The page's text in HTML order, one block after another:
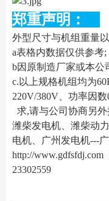
郑重声明：
外型尺寸与机组重量
a表格内数据仅供参考;
b因原制造厂家或本公
c.以上规格机组均为
220V/380V、功率因
求,请与公司协商另
潍柴发电机、潍柴动
电机、广州发电机---
http://www.gdfsfdj.com
23302559